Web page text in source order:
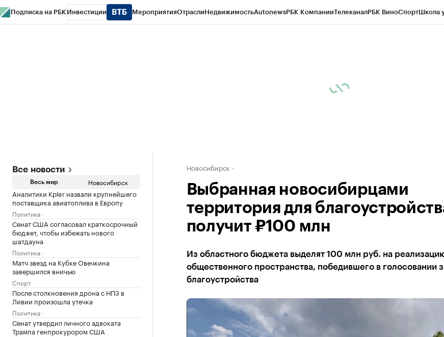
Подписка на РБК Инвестиции МероприятияОтраслиНедвижимостьAutonewsРБК КомпанииТелеканалРБК ВиноСпортШкола
Все новости
Весь мир Новосибирск
Аналитики Kpler назвали крупнейшего
поставщика авиатоплива в Европу
Политика
Сенат США согласовал краткосрочный
бюджет, чтобы избежать нового
шатдауна
Политика
Матч звезд на Кубке Овечкина
завершился вничью
Спорт
После столкновения дрона с НПЗ в
Ливии произошла утечка
Политика
Сенат утвердил личного адвоката
Трампа генпрокурором США
Новосибирск
Выбранная новосибирцами
территория для
получит ₽100 млн
Из областного бюджета выделят 100 млн руб. на
общественного пространства, победившего в голосовании
благоустройства